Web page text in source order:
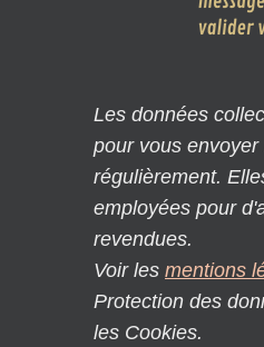
Les données
pour vous
régulièrement.
employées pour
revendues.
Voir les mentions
Protection des
les Cookies.